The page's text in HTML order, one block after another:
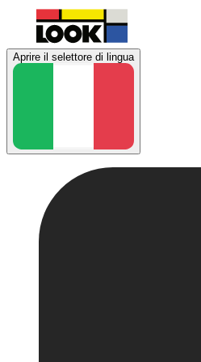
Aprire il selettore di lingua